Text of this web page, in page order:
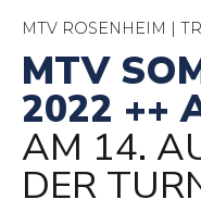
MTV ROSENHEIM |
MTV
2022 ++
AM 14.
DER